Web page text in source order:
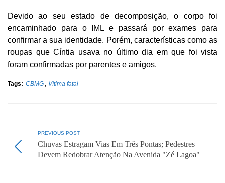
Devido ao seu estado de decomposição, o corpo foi
encaminhado para o IML e passará por exames para
confirmar a sua identidade. Porém, características como as
roupas que Cíntia usava no último dia em que foi vista
foram confirmadas por parentes e amigos.
Tags: CBMG Vítima fatal
PREVIOUS POST
Chuvas Estragam Vias Em Três Pontas; Pedestres
Devem Redobrar Atenção Na Avenida "Zé Lagoa"